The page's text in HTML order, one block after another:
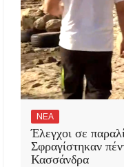
ΝΕΑ
Έλεγχοι σε
Σφραγίστηκαν
Κασσάνδρα